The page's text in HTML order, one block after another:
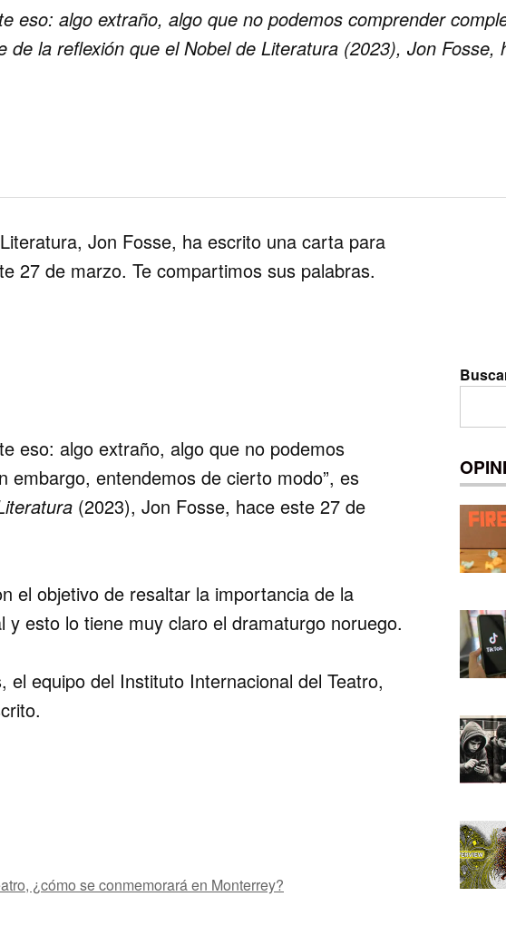
eso: algo extraño, algo que no podemos comprender
la reflexión que el Nobel de Literatura (2023), Jon
Jon Fosse, ha escrito una carta para
27 de marzo. Te compartimos sus palabras.
eso: algo extraño, algo que no podemos
embargo, entendemos de cierto modo”, es
(2023), Jon Fosse, hace este 27 de
el objetivo de resaltar la importancia de la
esto lo tiene muy claro el dramaturgo noruego.
equipo del Instituto Internacional del Teatro,
¿cómo se conmemorará en Monterrey?